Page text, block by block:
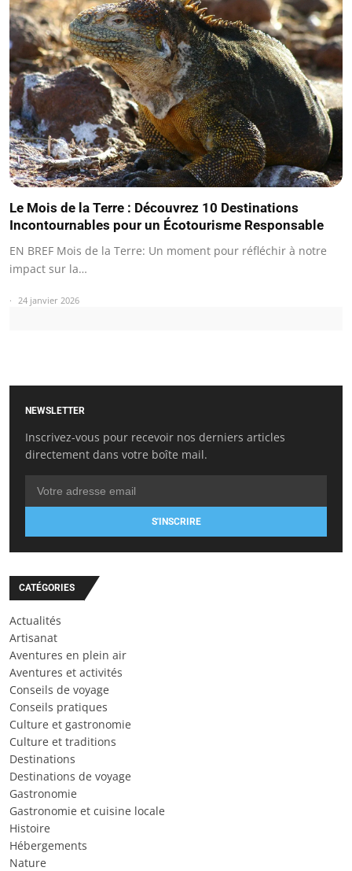
Le Mois de la Terre : Découvrez 10 Destinations
Incontournables pour un Écotourisme Responsable
EN BREF Mois de la Terre: Un moment pour réfléchir à notre
impact sur la…
24 janvier 2026
NEWSLETTER
Inscrivez-vous pour recevoir nos derniers articles
directement dans votre boîte mail.
S'INSCRIRE
CATÉGORIES
Actualités
Artisanat
Aventures en plein air
Aventures et activités
Conseils de voyage
Conseils pratiques
Culture et gastronomie
Culture et traditions
Destinations
Destinations de voyage
Gastronomie
Gastronomie et cuisine locale
Histoire
Hébergements
Nature